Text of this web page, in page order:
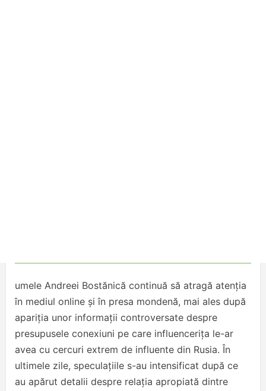
umele Andreei Bostănică continuă să atragă atenția
în mediul online și în presa mondenă, mai ales după
apariția unor informații controversate despre
presupusele conexiuni pe care influencerița le-ar
avea cu cercuri extrem de influente din Rusia. În
ultimele zile, speculațiile s-au intensificat după ce
au apărut detalii despre relația apropiată dintre